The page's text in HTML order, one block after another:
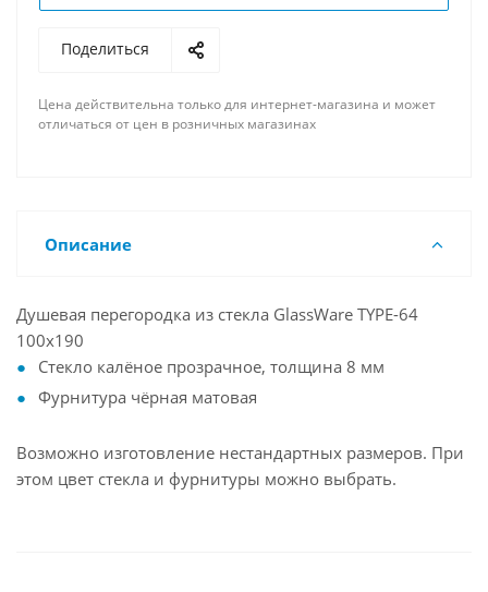
Поделиться
Цена действительна только для интернет-магазина и может
отличаться от цен в розничных магазинах
Описание
Душевая перегородка из стекла GlassWare TYPE-64
100x190
Стекло калёное прозрачное, толщина 8 мм
Фурнитура чёрная матовая
Возможно изготовление нестандартных размеров. При
этом цвет стекла и фурнитуры можно выбрать.